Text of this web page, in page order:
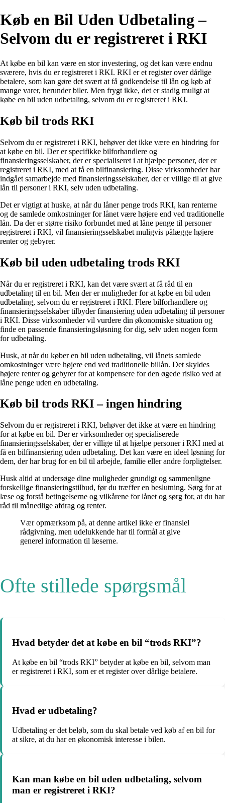
Køb en Bil Uden Udbetaling –
Selvom du er registreret i RKI
At købe en bil kan være en stor investering, og det kan være endnu
sværere, hvis du er registreret i RKI. RKI er et register over dårlige
betalere, som kan gøre det svært at få godkendelse til lån og køb af
mange varer, herunder biler. Men frygt ikke, det er stadig muligt at
købe en bil uden udbetaling, selvom du er registreret i RKI.
Køb bil trods RKI
Selvom du er registreret i RKI, behøver det ikke være en hindring for
at købe en bil. Der er specifikke bilforhandlere og
finansieringsselskaber, der er specialiseret i at hjælpe personer, der er
registreret i RKI, med at få en bilfinansiering. Disse virksomheder har
indgået samarbejde med finansieringsselskaber, der er villige til at give
lån til personer i RKI, selv uden udbetaling.
Det er vigtigt at huske, at når du låner penge trods RKI, kan renterne
og de samlede omkostninger for lånet være højere end ved traditionelle
lån. Da der er større risiko forbundet med at låne penge til personer
registreret i RKI, vil finansieringsselskabet muligvis pålægge højere
renter og gebyrer.
Køb bil uden udbetaling trods RKI
Når du er registreret i RKI, kan det være svært at få råd til en
udbetaling til en bil. Men der er muligheder for at købe en bil uden
udbetaling, selvom du er registreret i RKI. Flere bilforhandlere og
finansieringsselskaber tilbyder finansiering uden udbetaling til personer
i RKI. Disse virksomheder vil vurdere din økonomiske situation og
finde en passende finansieringsløsning for dig, selv uden nogen form
for udbetaling.
Husk, at når du køber en bil uden udbetaling, vil lånets samlede
omkostninger være højere end ved traditionelle billån. Det skyldes
højere renter og gebyrer for at kompensere for den øgede risiko ved at
låne penge uden en udbetaling.
Køb bil trods RKI – ingen hindring
Selvom du er registreret i RKI, behøver det ikke at være en hindring
for at købe en bil. Der er virksomheder og specialiserede
finansieringsselskaber, der er villige til at hjælpe personer i RKI med at
få en bilfinansiering uden udbetaling. Det kan være en ideel løsning for
dem, der har brug for en bil til arbejde, familie eller andre forpligtelser.
Husk altid at undersøge dine muligheder grundigt og sammenligne
forskellige finansieringstilbud, før du træffer en beslutning. Sørg for at
læse og forstå betingelserne og vilkårene for lånet og sørg for, at du har
råd til månedlige afdrag og renter.
Vær opmærksom på, at denne artikel ikke er finansiel
rådgivning, men udelukkende har til formål at give
generel information til læserne.
Ofte stillede spørgsmål
Hvad betyder det at købe en bil “trods RKI”?
At købe en bil “trods RKI” betyder at købe en bil, selvom man
er registreret i RKI, som er et register over dårlige betalere.
Hvad er udbetaling?
Udbetaling er det beløb, som du skal betale ved køb af en bil for
at sikre, at du har en økonomisk interesse i bilen.
Kan man købe en bil uden udbetaling, selvom
man er registreret i RKI?